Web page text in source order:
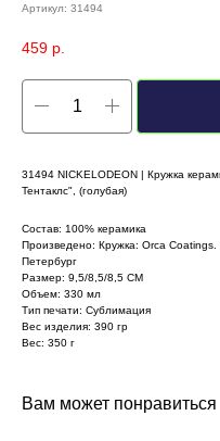
Артикул: 31494
459 р.
31494 NICKELODEON | Кружка
Тентаклс", (голубая)
Состав: 100% керамика
Произведено: Кружка: Orca
Петербург
Размер: 9,5/8,5/8,5 СМ
Объем: 330 мл
Тип печати: Сублимация
Вес изделия: 390 гр
Вес: 350 г
Вам может понравиться